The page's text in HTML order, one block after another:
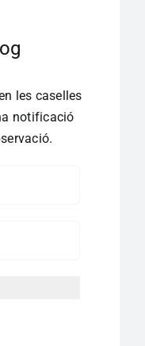
les caselles
notificació